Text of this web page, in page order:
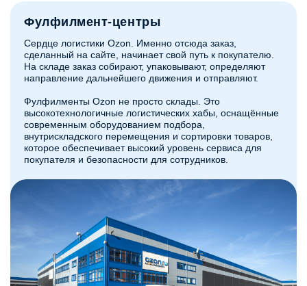
Фулфилмент-центры
Сердце логистики Ozon. Именно отсюда заказ,
сделанный на сайте, начинает свой путь к покупателю.
На складе заказ собирают, упаковывают, определяют
направление дальнейшего движения и отправляют.
Фулфилменты Ozon не просто склады. Это
высокотехнологичные логистических хабы, оснащённые
современным оборудованием подбора,
внутрискладского перемещения и сортировки товаров,
которое обеспечивает высокий уровень сервиса для
покупателя и безопасности для сотрудников.